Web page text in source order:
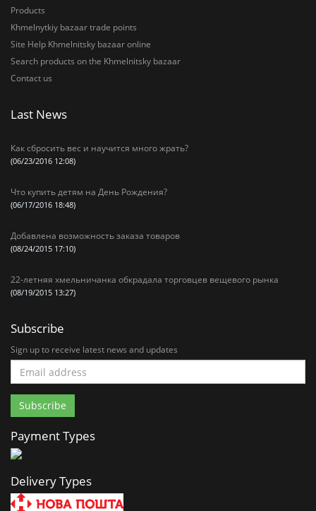
Products
Khmelnytkiy bazaar trade points
Site Help Khmelnitsky bazaar online
Search products on the Khmelnitsky bazaar
Contact us
Last News
Как сбросить вес и научится много жрать?
(06/23/2016 12:08)
Что купить детям на День Рождения?
(06/17/2016 18:48)
Добавлена возможность заказа товаров
(08/24/2015 17:10)
22-летняя хмельничанка обкрадала торговцев вещевого рынка
(08/19/2015 13:27)
Subscribe
Sign up to receive latest news and updates
Payment Types
Delivery Types